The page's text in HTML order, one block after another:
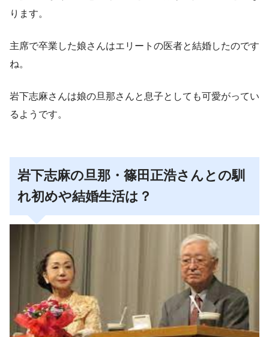
ります。
主席で卒業した娘さんはエリートの医者と結婚したのです
ね。
岩下志麻さんは娘の旦那さんと息子としても可愛がってい
るようです。
岩下志麻の旦那・篠田正浩さんとの馴
れ初めや結婚生活は？